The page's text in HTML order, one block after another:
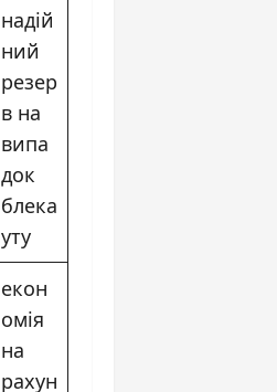
надій
ний
резер
в на
випа
док
блека
уту
екон
омія
на
рахун